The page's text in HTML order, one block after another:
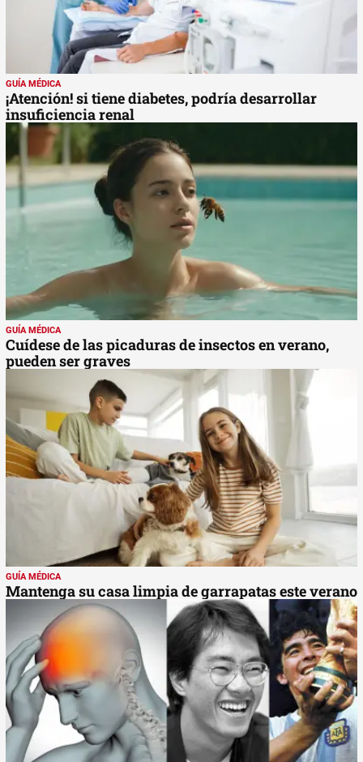
GUÍA MÉDICA
¡Atención! si tiene diabetes, podría desarrollar
insuficiencia renal
GUÍA MÉDICA
Cuídese de las picaduras de insectos en verano,
pueden ser graves
GUÍA MÉDICA
Mantenga su casa limpia de garrapatas este verano